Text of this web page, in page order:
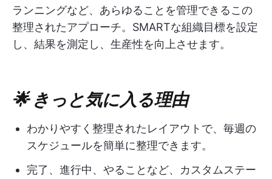
ランニングなど、あらゆることを管理できるこの
整理されたアプローチ。SMARTな組織目標を設定
し、結果を測定し、生産性を向上させます。
🌟 きっと気に入る理由
わかりやすく整理されたレイアウトで、毎週の
スケジュールを簡単に整理できます。
完了、進行中、やることなど、カスタムステー